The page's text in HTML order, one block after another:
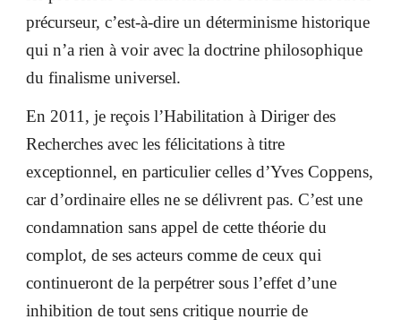
précurseur, c’est-à-dire un déterminisme historique
qui n’a rien à voir avec la doctrine philosophique
du finalisme universel.
En 2011, je reçois l’Habilitation à Diriger des
Recherches avec les félicitations à titre
exceptionnel, en particulier celles d’Yves Coppens,
car d’ordinaire elles ne se délivrent pas. C’est une
condamnation sans appel de cette théorie du
complot, de ses acteurs comme de ceux qui
continueront de la perpétrer sous l’effet d’une
inhibition de tout sens critique nourrie de